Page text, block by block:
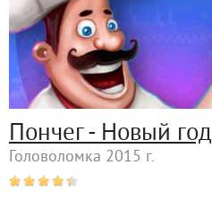
Пончег - Новый год
Головоломка 2015 г.